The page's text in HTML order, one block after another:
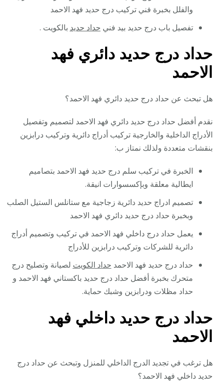
والفلل بخبرة فني تركيب درج حديد فهد الاحمد
تفصيل باب درج حديد بيد فني حداد حديد بالكويت .
حداد درج حديد دائري فهد
الاحمد
هل تبحث عن حداد درج حديد دائري فهد الاحمد؟
نقدم أفضل حداد درج حديد دائري فهد الاحمد لتصميم وتفصيل
الأدراج الداخلية والخارجية تركيب أدراج دائرية وتركيب درابزين
بنقشات متعددة ولذلك نمتاز ب:
الخبرة في تركيب سلم درج حديد فهد الاحمد بتصاميم
ايطالية معلقة وبإكسسوارات انيقة.
تصميم ادراج حديد دائرية زجاجية مع ستانلس الستيل الصلب
وبخبرة حداد درج حديد دائري فهد الاحمد
يعمل حداد درج داخلي فهد الاحمد في تركيب وتصميم أدراج
دائرية للشركات وتركيب درابزين للأدراج
حداد درج حديد فهد الاحمد حداد الكويت لصيانة وتصليح درج
متحرك بخبرة أفضل حداد درج حديد باكستاني فهد الاحمد و
حداد مظلات ودرابزين وشبك حماية.
حداد درج حديد داخلي فهد
الاحمد
هل ترغب في تجديد الدرج الداخلي للمنزل وتبحث عن حداد درج
حديد داخلي فهد الاحمد؟